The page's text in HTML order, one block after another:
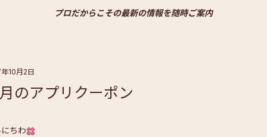
プロだからこその最新の情報を随時ご案内
10月2日
のアプリクーポン
ちわ